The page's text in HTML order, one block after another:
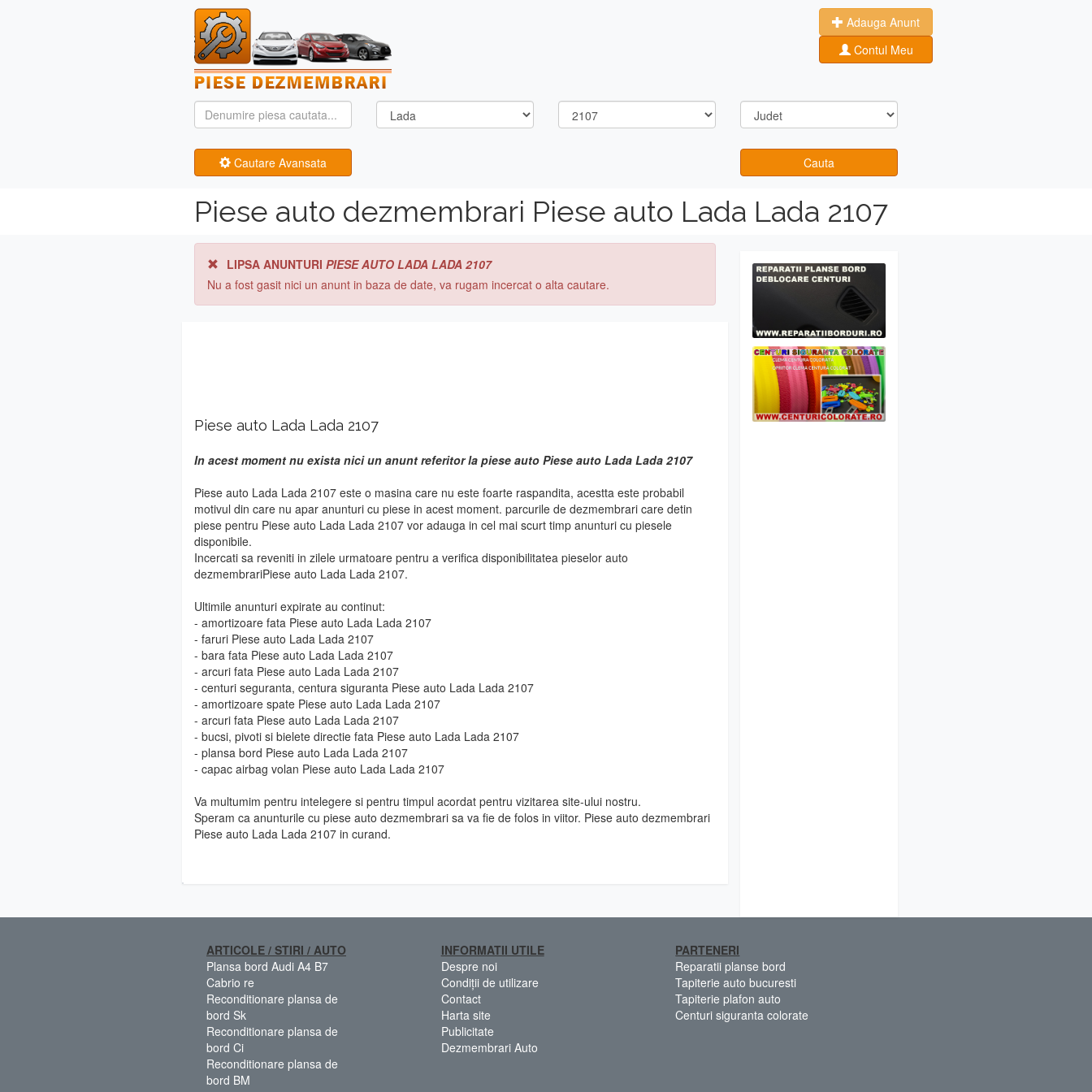
Adauga Anunt
Contul Meu
Cautare Avansata Cauta
Piese auto dezmembrari Piese auto Lada Lada 2107
LIPSA ANUNTURI PIESE AUTO LADA LADA 2107
Nu a fost gasit nici un anunt in baza de date, va rugam incercat o alta cautare.
Piese auto Lada Lada 2107
In acest moment nu exista nici un anunt referitor la piese auto Piese auto Lada Lada 2107
Piese auto Lada Lada 2107 este o masina care nu este foarte raspandita, acestta este probabil
motivul din care nu apar anunturi cu piese in acest moment. parcurile de dezmembrari care detin
piese pentru Piese auto Lada Lada 2107 vor adauga in cel mai scurt timp anunturi cu piesele
disponibile.
Incercati sa reveniti in zilele urmatoare pentru a verifica disponibilitatea pieselor auto
dezmembrariPiese auto Lada Lada 2107.
Ultimile anunturi expirate au continut:
- amortizoare fata Piese auto Lada Lada 2107
- faruri Piese auto Lada Lada 2107
- bara fata Piese auto Lada Lada 2107
- arcuri fata Piese auto Lada Lada 2107
- centuri seguranta, centura siguranta Piese auto Lada Lada 2107
- amortizoare spate Piese auto Lada Lada 2107
- arcuri fata Piese auto Lada Lada 2107
- bucsi, pivoti si bielete directie fata Piese auto Lada Lada 2107
- plansa bord Piese auto Lada Lada 2107
- capac airbag volan Piese auto Lada Lada 2107
Va multumim pentru intelegere si pentru timpul acordat pentru vizitarea site-ului nostru.
Speram ca anunturile cu piese auto dezmembrari sa va fie de folos in viitor. Piese auto dezmembrari
Piese auto Lada Lada 2107 in curand.
ARTICOLE / STIRI / AUTO
Plansa bord Audi A4 B7
Cabrio re
Reconditionare plansa de
bord Sk
Reconditionare plansa de
bord Ci
Reconditionare plansa de
bord BM
INFORMATII UTILE
Despre noi
Condiții de utilizare
Contact
Harta site
Publicitate
Dezmembrari Auto
PARTENERI
Reparatii planse bord
Tapiterie auto bucuresti
Tapiterie plafon auto
Centuri siguranta colorate